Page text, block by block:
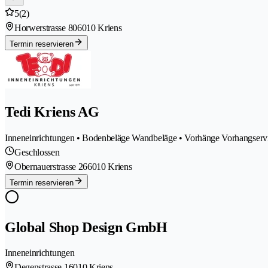
5(2)
Horwerstrasse 806010 Kriens
Termin reservieren
Tedi Kriens AG
Inneneinrichtungen • Bodenbeläge Wandbeläge • Vorhänge
Geschlossen
Obernauerstrasse 266010 Kriens
Termin reservieren
Global Shop Design GmbH
Inneneinrichtungen